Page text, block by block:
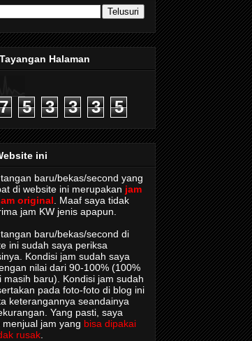
Halaman
5 3 3 3 5
ini
baru/bekas/second yang
di website ini merupakan jam
original . Maaf saya tidak
jam KW jenis apapun.
baru/bekas/second di
ini sudah saya periksa
Kondisi jam sudah saya
nilai dari 90-100% (100%
masih baru). Kondisi jam sudah
pada foto-foto di blog ini
keterangannya seandainya
Yang pasti, saya
menjual jam yang bisa dipakai
rusak